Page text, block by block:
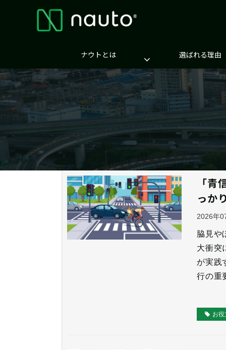
ナウトとは 選ばれる理由
「
っか
2026年
脇見や
大衝突
が実践
行の重
お